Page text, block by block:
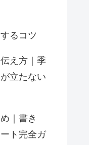
るコツ
え方｜季
立たない
｜書き
ト完全ガ